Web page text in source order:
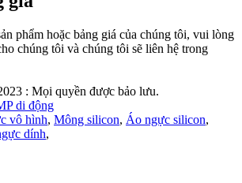
phẩm hoặc bảng giá của chúng tôi, vui lòng
chúng tôi và chúng tôi sẽ liên hệ trong
: Mọi quyền được bảo lưu.
di động
vô hình, Mông silicon, Áo ngực silicon,
dính,